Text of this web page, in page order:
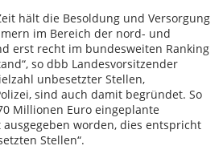
hält die Besoldung und Versorgung
im Bereich der nord- und
erst recht im bundesweiten Ranking
so dbb Landesvorsitzender
unbesetzter Stellen,
sind auch damit begründet. So
Millionen Euro eingeplante
worden, dies entspricht
Stellen“.